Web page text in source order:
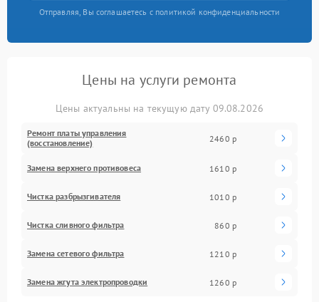
Отправляя, Вы соглашаетесь с политикой конфиденциальности
Цены на услуги ремонта
Цены актуальны на текущую дату 09.08.2026
Ремонт платы управления
(восстановление)
2460 р
Замена верхнего противовеса 1610 р
Чистка разбрызгивателя 1010 р
Чистка сливного фильтра 860 р
Замена сетевого фильтра 1210 р
Замена жгута электропроводки 1260 р